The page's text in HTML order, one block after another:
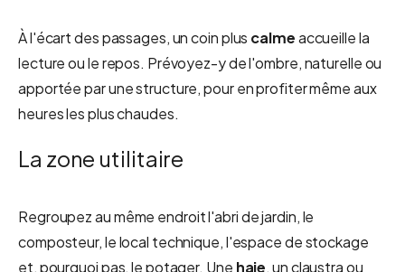
À l'écart des passages, un coin plus calmeaccueille la
lecture ou le repos. Prévoyez-y de l'ombre, naturelle ou
apportée par une structure, pour en profiter même aux
heures les plus chaudes.
La zone utilitaire
Regroupez au même endroit l'abri de jardin, le
composteur, le local technique, l'espace de stockage
et, pourquoi pas, le potager. Une haie, un claustra ou